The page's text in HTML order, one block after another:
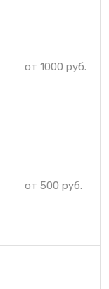
от 1000 руб.
от 500 руб.